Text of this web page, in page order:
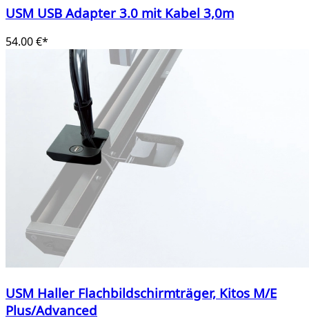
USM USB Adapter 3.0 mit Kabel 3,0m
54.00 €*
USM Haller Flachbildschirmträger, Kitos M/E
Plus/Advanced